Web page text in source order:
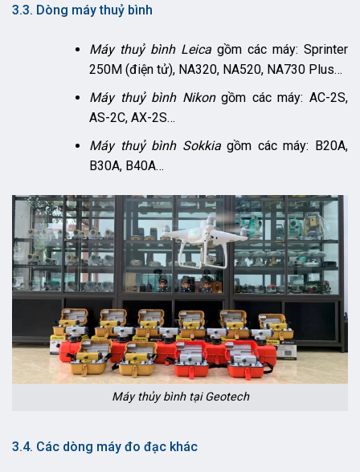
3.3. Dòng máy thuỷ bình
Máy thuỷ bình Leica gồm các máy: Sprinter
250M (điện tử), NA320, NA520, NA730 Plus…
Máy thuỷ bình Nikongồm các máy: AC-2S,
AS-2C, AX-2S…
Máy thuỷ bình Sokkiagồm các máy: B20A,
B30A, B40A…
Máy thủy bình tại Geotech
3.4. Các dòng máy đo đạc khác